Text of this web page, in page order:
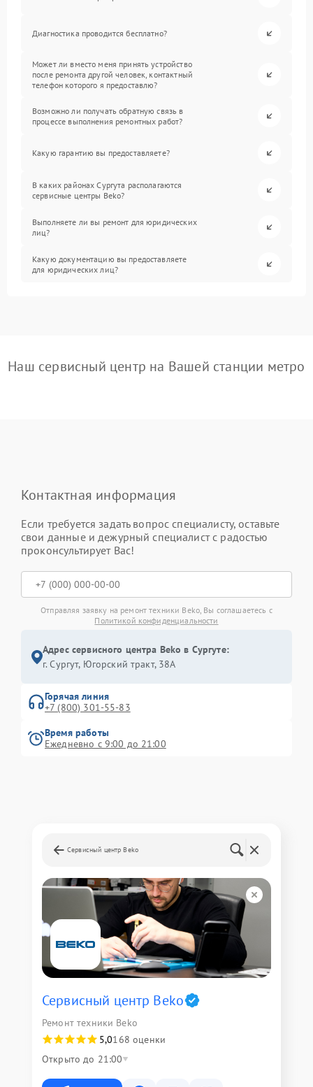
Диагностика проводится бесплатно?
Может ли вместо меня принять устройство
после ремонта другой человек, контактный
телефон которого я предоставлю?
Возможно ли получать обратную связь в
процессе выполнения ремонтных работ?
Какую гарантию вы предоставляете?
В каких районах Сургута располагаются
сервисные центры Beko?
Выполняете ли вы ремонт для юридических
лиц?
Какую документацию вы предоставляете
для юридических лиц?
Наш сервисный центр на Вашей станции метро
Контактная информация
Если требуется задать вопрос специалисту, оставьте
свои данные и дежурный специалист с радостью
проконсультирует Вас!
Отправляя заявку на ремонт техники Beko, Вы соглашаетесь с
Политикой конфиденциальности
Адрес сервисного центра Beko в Сургуте:
г. Сургут, Югорский тракт, 38А
Горячая линия
+7 (800) 301-55-83
Время работы
Ежедневно с 9:00 до 21:00
Сервисный центр Beko
Сервисный центр Beko
Ремонт техники Beko
5,0168 оценки
Открыто до 21:00